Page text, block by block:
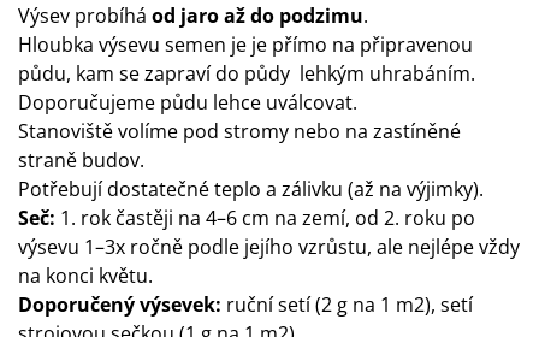
Výsev probíhá od jaro až do podzimu.
Hloubka výsevu semen je je přímo na připravenou
půdu, kam se zapraví do půdy lehkým uhrabáním.
Doporučujeme půdu lehce uválcovat.
Stanoviště volíme pod stromy nebo na zastíněné
straně budov.
Potřebují dostatečné teplo a zálivku (až na výjimky).
Seč: 1. rok častěji na 4–6 cm na zemí, od 2. roku po
výsevu 1–3x ročně podle jejího vzrůstu, ale nejlépe vždy
na konci květu.
Doporučený výsevek: ruční setí (2 g na 1 m2), setí